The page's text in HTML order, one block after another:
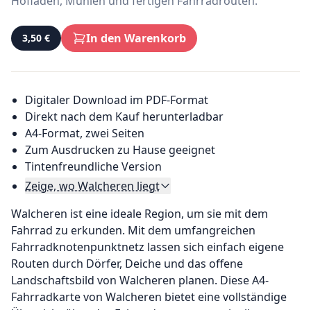
3,50 € In den Warenkorb
Digitaler Download im PDF-Format
Direkt nach dem Kauf herunterladbar
A4-Format, zwei Seiten
Zum Ausdrucken zu Hause geeignet
Tintenfreundliche Version
Zeige, wo Walcheren liegt
Walcheren ist eine ideale Region, um sie mit dem
Fahrrad zu erkunden. Mit dem umfangreichen
Fahrradknotenpunktnetz lassen sich einfach eigene
Routen durch Dörfer, Deiche und das offene
Landschaftsbild von Walcheren planen. Diese A4-
Fahrradkarte von Walcheren bietet eine vollständige